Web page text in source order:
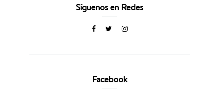
Síguenos en Redes
Facebook